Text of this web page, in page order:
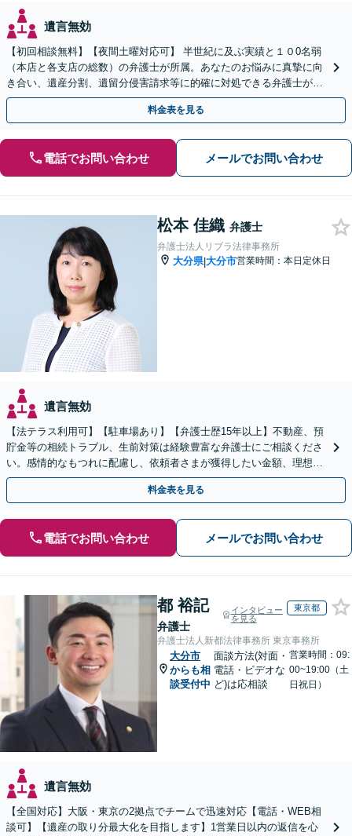
遺言無効
【初回相談無料】【夜間土曜対応可】 半世紀に及ぶ実績と１０0名弱
（本店と各支店の総数）の弁護士が所属。あなたのお悩みに真摯に向
き合い、遺産分割、遺留分侵害請求等に的確に対処できる弁護士が迅
速な解決を目指します。
料金表を見る
電話でお問い合わせ メールでお問い合わせ
松本 佳織 弁護士
弁護士法人リブラ法律事務所
大分県|大分市営業時間：本日定休日
遺言無効
【法テラス利用可】【駐車場あり】【弁護士歴15年以上】不動産、預
貯金等の相続トラブル、生前対策は経験豊富な弁護士にご相談くださ
い。感情的なもつれに配慮し、依頼者さまが獲得したい金額、理想の
条件で解決ができるよう、丁寧に対応します【完全個室】
料金表を見る
電話でお問い合わせ メールでお問い合わせ
都 裕記
弁護士
インタビュー
を見る
東京都
弁護士法人新都法律事務所 東京事務所
大分市
からも相
談受付中
面談方法(対面・
電話・ビデオな
ど)は応相談
営業時間：09:
00~19:00（土
日祝日）
遺言無効
【全国対応】大阪・東京の2拠点でチームで迅速対応【電話・WEB相
談可】【遺産の取り分最大化を目指します】1営業日以内の返信を心